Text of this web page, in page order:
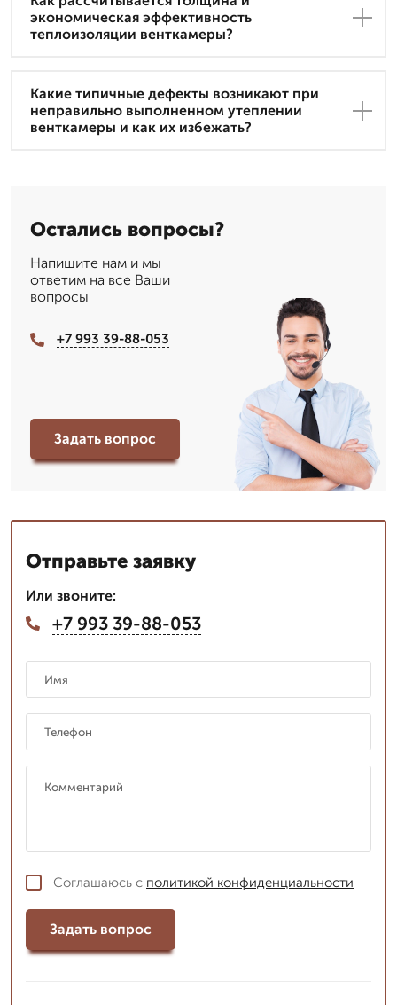
экономическая эффективность
теплоизоляции венткамеры?
Какие типичные дефекты возникают при
неправильно выполненном утеплении
венткамеры и как их избежать?
Остались вопросы?
Напишите нам и мы
ответим на все Ваши
вопросы
+7 993 39-88-053
Задать вопрос
Отправьте заявку
Или звоните:
+7 993 39-88-053
Соглашаюсь с политикой конфиденциальности
Задать вопрос